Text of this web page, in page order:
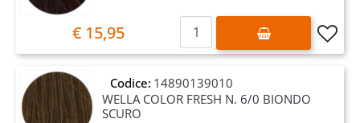
€ 15,95 Quantità
Codice: 14890139010
WELLA COLOR FRESH N. 6/0 BIONDO
SCURO